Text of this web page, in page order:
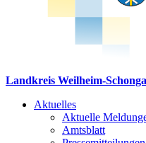
Landkreis Weilheim-
Aktuelles
Aktuelle
Amtsblatt